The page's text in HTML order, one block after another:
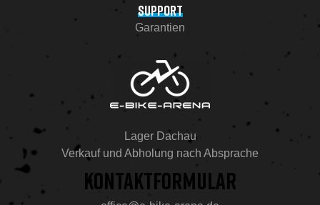
SUPPORT
Garantien
Lager Dachau
Verkauf und Abholung nach Absprache
KONTAKTFORMULAR